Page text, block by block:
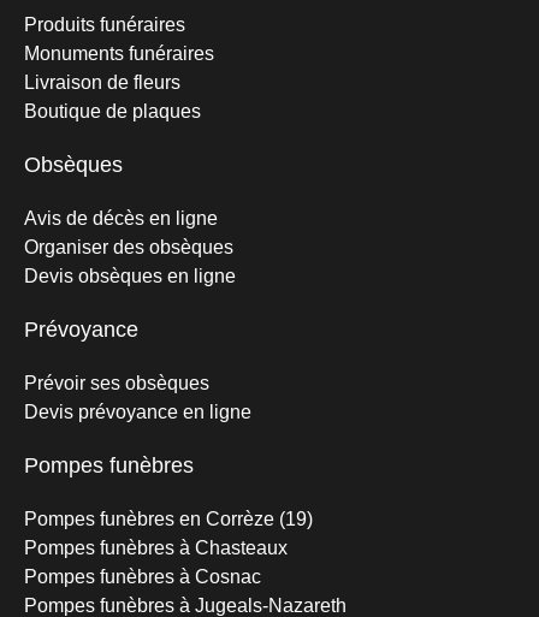
Produits funéraires
Monuments funéraires
Livraison de fleurs
Boutique de plaques
Obsèques
Avis de décès en ligne
Organiser des obsèques
Devis obsèques en ligne
Prévoyance
Prévoir ses obsèques
Devis prévoyance en ligne
Pompes funèbres
Pompes funèbres en Corrèze (19)
Pompes funèbres à Chasteaux
Pompes funèbres à Cosnac
Pompes funèbres à Jugeals-Nazareth